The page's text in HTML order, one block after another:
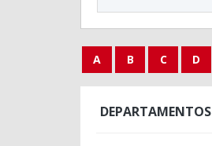
A B C D
DEPARTAMENTOS